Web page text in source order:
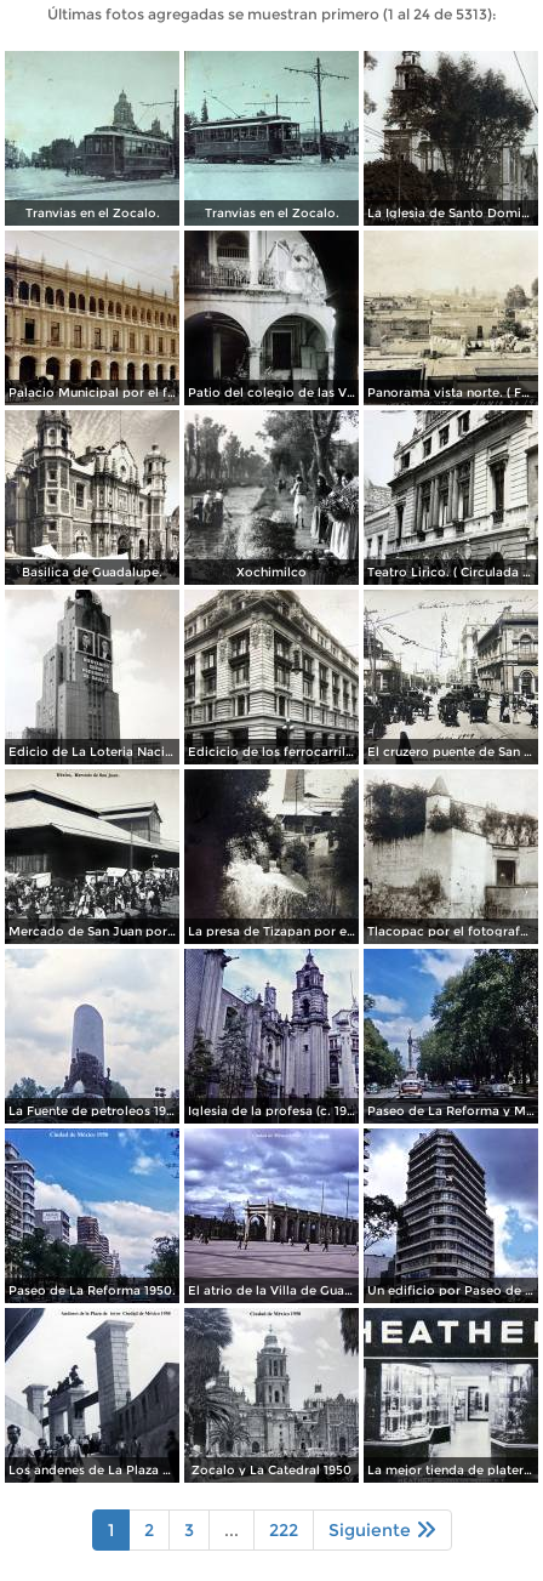
Últimas fotos agregadas se muestran primero (1 al 24 de 5313):
Tranvias en el Zocalo. Tranvias en el Zocalo. La Iglesia de Santo Domingo.
Palacio Municipal por el fotografo Hugo Brehme.. Patio del colegio de las Vizcainas por el fotografo Hugo Brehme. Panorama vista norte. ( Fechada el 20 de Junio de 1905 ).
Basilica de Guadalupe. Xochimilco Teatro Lirico. ( Circulada el 1 de Agosto de 1926 ).
Edicio de La Loteria Nacional Ciudad de México Abril de 1964 Edicicio de los ferrocarriles. El cruzero puente de San Francisco y Guardiola por el fotografo Felix Miret.
Mercado de San Juan por el fotografo Felix Miret La presa de Tizapan por el fotografo Fernando Kososky. ( Circulada el 22 de Diembre de 1910 ). Tlacopac por el fotografo Hugo Brehme.
La Fuente de petroleos 1950. Iglesia de la profesa (c. 1950) Paseo de La Reforma y Mto a La Independencia 1950
Paseo de La Reforma 1950. El atrio de la Villa de Guadalupe 1950. Un edificio por Paseo de La Reforma 1950
Los andenes de La Plaza de toros Ciudad de México 1950 Zocalo y La Catedral 1950 La mejor tienda de plateria.
1 2 3 ... 222 Siguiente